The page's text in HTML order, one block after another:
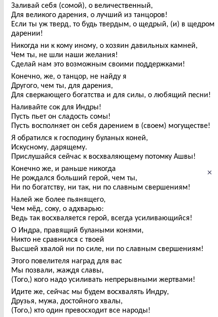
×
Заливай себя (сомой), о величественный,
Для великого дарения, о лучший из танцоров!
Если ты уж тверд, то будь твердым, о щедрый, (и) в щедром
дарении!
Никогда ни к кому иному, о хозяин давильных камней,
Чем ты, не шли наши желания!
Сделай нам это возможным своими поддержками!
Конечно, же, о танцор, не найду я
Другого, чем ты, для дарения,
Для сверкающего богатства и для силы, о любящий песни!
Наливайте сок для Индры!
Пусть пьет он сладость сомы!
Пусть восполняет он себя дарением в (своем) могуществе!
Я обратился к господину буланых коней,
Искусному, дарящему.
Прислушайся сейчас к восхваляющему потомку Ашвы!
Конечно же, и раньше никогда
Не рождался больший герой, чем ты,
Ни по богатству, ни так, ни по славным свершениям!
Налей же более пьянящего,
Чем мёд, соку, о адхварью:
Ведь так восхваляется герой, всегда усиливающийся!
О Индра, правящий булаными конями,
Никто не сравнился с твоей
Высшей хвалой ни по силе, ни по славным свершениям!
Этого повелителя наград для вас
Мы позвали, жаждя славы,
(Того,) кого надо усиливать непрерывными жертвами!
Идите же, сейчас мы будем восхвалять Индру,
Друзья, мужа, достойного хвалы,
(Того,) кто один превосходит все народы!